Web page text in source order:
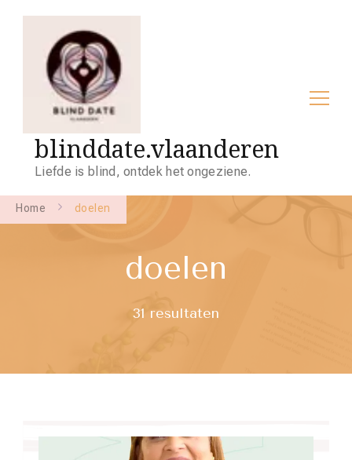
blinddate.vlaanderen
Liefde is blind, ontdek het ongeziene.
Home doelen
doelen
31 resultaten